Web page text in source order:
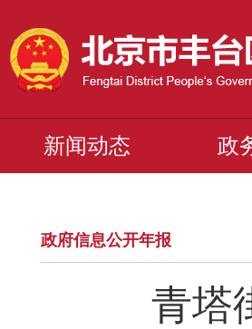
新闻动态 政
政府信息公开年报
青塔